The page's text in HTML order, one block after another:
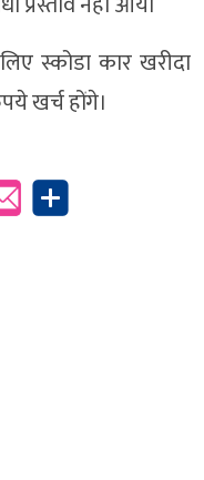
स्कोडा कार खरीदा
खर्च होंगे।